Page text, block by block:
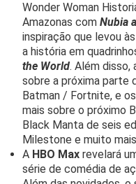
Wonder Woman
Amazonas com Nubia
inspiração que levou
a história em
the World. Além disso,
sobre a próxima parte
Batman / Fortnite, e
mais sobre o próximo
Black Manta de seis
Milestone e muito
A HBO Max revelará
série de comédia de